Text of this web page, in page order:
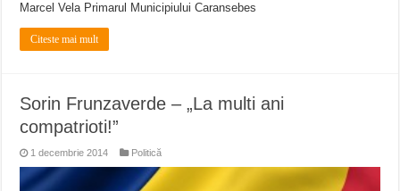
Marcel Vela Primarul Municipiului Caransebes
Citeste mai mult
Sorin Frunzaverde – „La multi ani
compatrioti!”
1 decembrie 2014 Politică